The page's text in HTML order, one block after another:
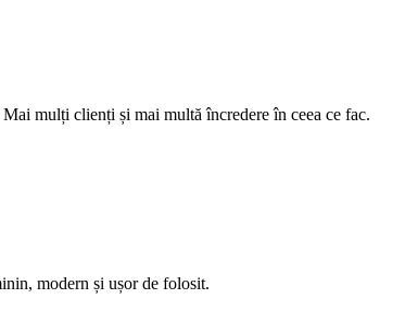
mulți clienți și mai multă încredere în ceea ce fac.
modern și ușor de folosit.